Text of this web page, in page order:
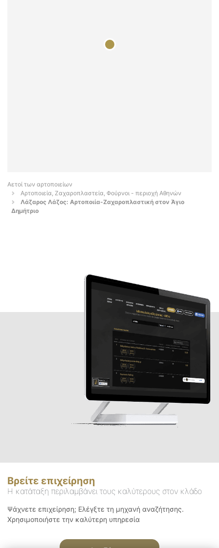
Αετοί των αρτοποιείων
Αρτοποιεία, Ζαχαροπλαστεία, Φούρνοι - περιοχή Αθηνών
Λάζαρος Λάζος: Αρτοποιία-Ζαχαροπλαστική στον Άγιο
Δημήτριο
Βρείτε επιχείρηση
Η κατάταξη περιλαμβάνει τους καλύτερους στον κλάδο
Ψάχνετε επιχείρηση; Ελέγξτε τη μηχανή αναζήτησης.
Χρησιμοποιήστε την καλύτερη υπηρεσία